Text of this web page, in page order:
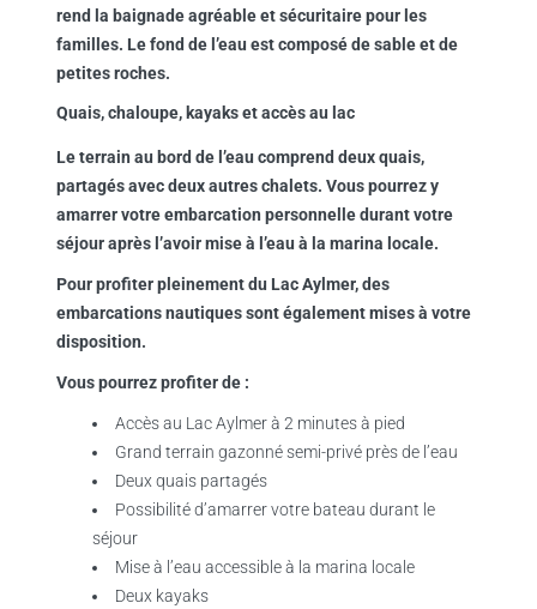
rend la baignade agréable et sécuritaire pour les
familles. Le fond de l’eau est composé de sable et de
petites roches.
Quais, chaloupe, kayaks et accès au lac
Le terrain au bord de l’eau comprend deux quais,
partagés avec deux autres chalets. Vous pourrez y
amarrer votre embarcation personnelle durant votre
séjour après l’avoir mise à l’eau à la marina locale.
Pour profiter pleinement du Lac Aylmer, des
embarcations nautiques sont également mises à votre
disposition.
Vous pourrez profiter de :
Accès au Lac Aylmer à 2 minutes à pied
Grand terrain gazonné semi-privé près de l’eau
Deux quais partagés
Possibilité d’amarrer votre bateau durant le
séjour
Mise à l’eau accessible à la marina locale
Deux kayaks